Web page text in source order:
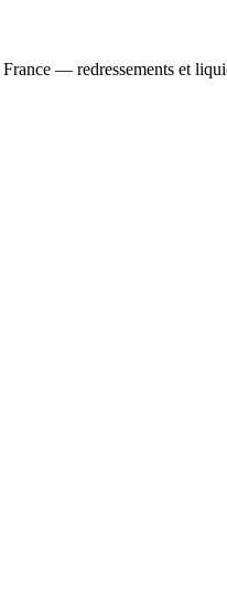
— redressements et